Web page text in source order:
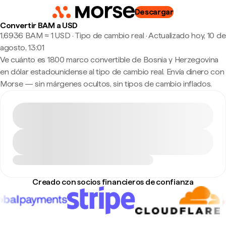
Descargar
Convertir BAM a USD
1,6936 BAM ≈ 1 USD · Tipo de cambio real ·Actualizado hoy, 10 de
agosto, 13:01
Ve cuánto es 1800 marco convertible de Bosnia y Herzegovina
en dólar estadounidense al tipo de cambio real. Envía dinero con
Morse — sin márgenes ocultos, sin tipos de cambio inflados.
Creado con socios financieros de confianza